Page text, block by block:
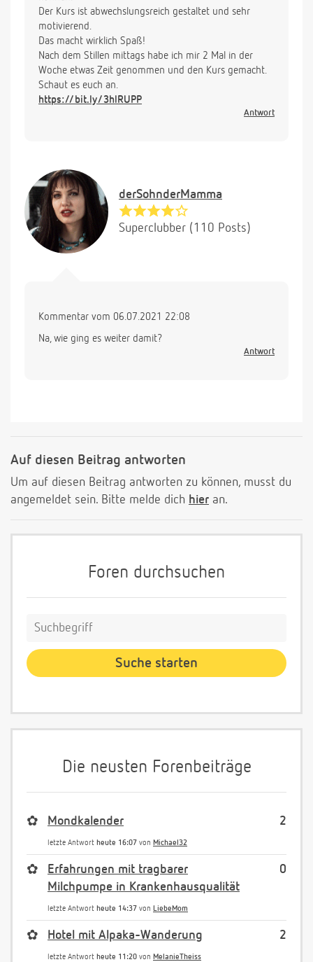
Der Kurs ist abwechslungsreich gestaltet und sehr
motivierend.
Das macht wirklich Spaß!
Nach dem Stillen mittags habe ich mir 2 Mal in der
Woche etwas Zeit genommen und den Kurs gemacht.
Schaut es euch an.
https://bit.ly/3hlRUPP
Antwort
derSohnderMamma
Superclubber (110 Posts)
Kommentar vom 06.07.2021 22:08
Na, wie ging es weiter damit?
Antwort
Auf diesen Beitrag antworten
Um auf diesen Beitrag antworten zu können, musst du
angemeldet sein. Bitte melde dich hier an.
Foren durchsuchen
Die neusten Forenbeiträge
2
✿ Mondkalender
letzte Antwort heute 16:07 von Michael32
0
✿
Erfahrungen mit tragbarer
Milchpumpe in Krankenhausqualität
letzte Antwort heute 14:37 von LiebeMom
2
✿ Hotel mit Alpaka-Wanderung
letzte Antwort heute 11:20 von MelanieTheiss